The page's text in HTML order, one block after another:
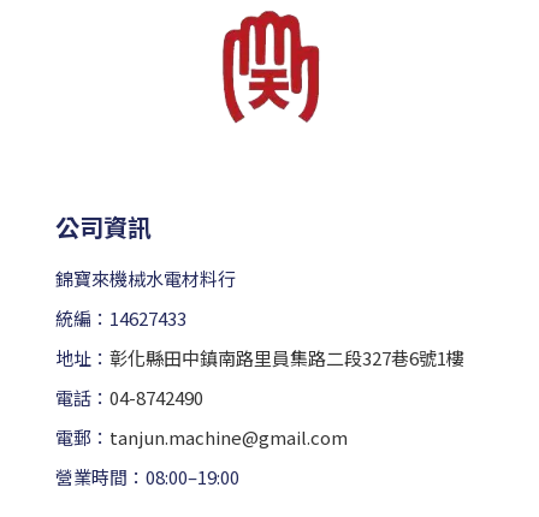
公司資訊
錦寶來機械水電材料行
統編：14627433
地址： 彰化縣田中鎮南路里員集路二段327巷6號1樓
電話： 04-8742490
電郵： tanjun.machine@gmail.com
營業時間：08:00–19:00